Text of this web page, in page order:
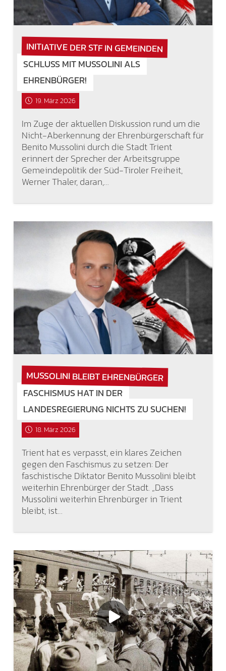
INITIATIVE DER STF IN GEMEINDEN
SCHLUSS MIT MUSSOLINI ALS
EHRENBÜRGER!
19. März 2026
Im Zuge der aktuellen Diskussion rund um die
Nicht-Aberkennung der Ehrenbürgerschaft für
Benito Mussolini durch die Stadt Trient
erinnert der Sprecher der Arbeitsgruppe
Gemeindepolitik der Süd-Tiroler Freiheit,
Werner Thaler, daran,…
MUSSOLINI BLEIBT EHRENBÜRGER
FASCHISMUS HAT IN DER
LANDESREGIERUNG NICHTS ZU SUCHEN!
18. März 2026
Trient hat es verpasst, ein klares Zeichen
gegen den Faschismus zu setzen: Der
faschistische Diktator Benito Mussolini bleibt
weiterhin Ehrenbürger der Stadt. „Dass
Mussolini weiterhin Ehrenbürger in Trient
bleibt, ist…